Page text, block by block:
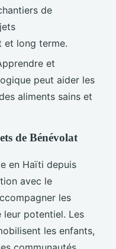
de
et long terme.
et
peut aider les
aliments sains et
de Bénévolat
en Haïti depuis
avec le
les
leur potentiel. Les
les enfants,